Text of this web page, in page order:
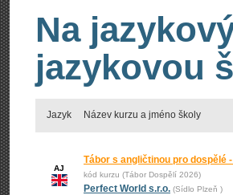
Na
jazykovou
Jazyk Název kurzu a jméno školy
AJ
Tábor s angličtinou pro dospělé
kód kurzu (Tábor Dospělí 2026)
Perfect World s.r.o. (Sídlo Plzeň )